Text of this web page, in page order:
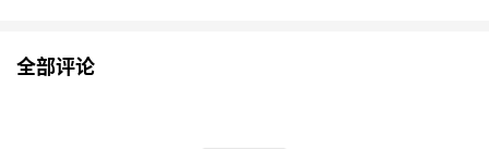
全部评论